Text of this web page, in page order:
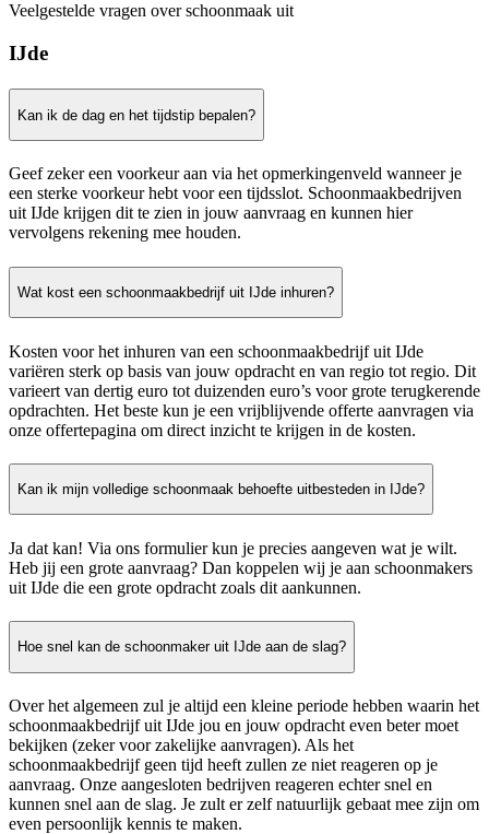
Veelgestelde vragen over schoonmaak uit
IJde
Kan ik de dag en het tijdstip bepalen?
Geef zeker een voorkeur aan via het opmerkingenveld wanneer je
een sterke voorkeur hebt voor een tijdsslot. Schoonmaakbedrijven
uit IJde krijgen dit te zien in jouw aanvraag en kunnen hier
vervolgens rekening mee houden.
Wat kost een schoonmaakbedrijf uit IJde inhuren?
Kosten voor het inhuren van een schoonmaakbedrijf uit IJde
variëren sterk op basis van jouw opdracht en van regio tot regio. Dit
varieert van dertig euro tot duizenden euro’s voor grote terugkerende
opdrachten. Het beste kun je een vrijblijvende offerte aanvragen via
onze offertepagina om direct inzicht te krijgen in de kosten.
Kan ik mijn volledige schoonmaak behoefte uitbesteden in IJde?
Ja dat kan! Via ons formulier kun je precies aangeven wat je wilt.
Heb jij een grote aanvraag? Dan koppelen wij je aan schoonmakers
uit IJde die een grote opdracht zoals dit aankunnen.
Hoe snel kan de schoonmaker uit IJde aan de slag?
Over het algemeen zul je altijd een kleine periode hebben waarin het
schoonmaakbedrijf uit IJde jou en jouw opdracht even beter moet
bekijken (zeker voor zakelijke aanvragen). Als het
schoonmaakbedrijf geen tijd heeft zullen ze niet reageren op je
aanvraag. Onze aangesloten bedrijven reageren echter snel en
kunnen snel aan de slag. Je zult er zelf natuurlijk gebaat mee zijn om
even persoonlijk kennis te maken.